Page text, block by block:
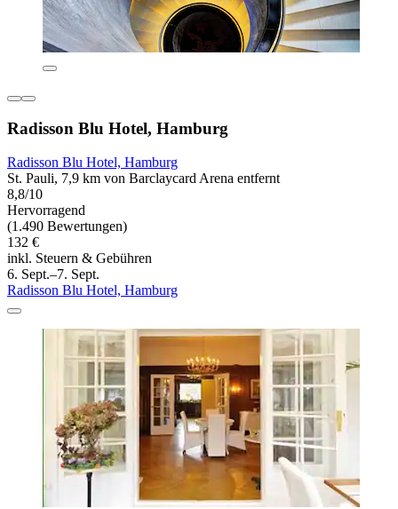
Radisson Blu Hotel, Hamburg
Radisson Blu Hotel, Hamburg
St. Pauli, 7,9 km von Barclaycard Arena entfernt
8,8/10
Hervorragend
(1.490 Bewertungen)
132 €
inkl. Steuern & Gebühren
6. Sept.–7. Sept.
Radisson Blu Hotel, Hamburg